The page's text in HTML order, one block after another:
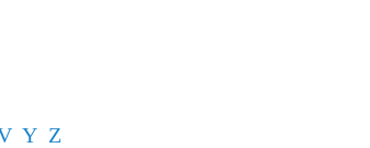
Y Z